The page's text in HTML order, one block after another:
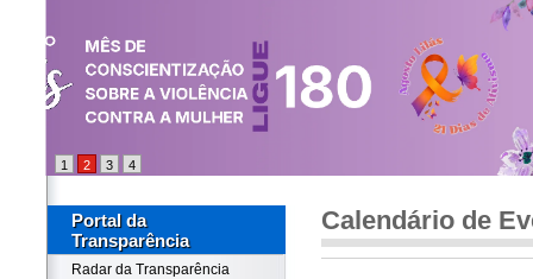
CONHEÇA MEDIANEIRA
1 2 3 4
Portal da
Transparência
Radar da Transparência
Calendário de